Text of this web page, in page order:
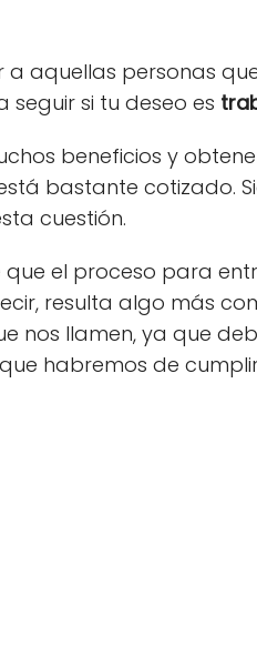
aquellas personas
si tu deseo es
beneficios y
bastante cotizado.
cuestión.
el proceso para
resulta algo más
nos llamen, ya que
habremos de